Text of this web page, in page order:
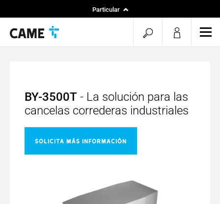
Particular
BY-3500T - La solución para las
cancelas correderas industriales
Solicita más información